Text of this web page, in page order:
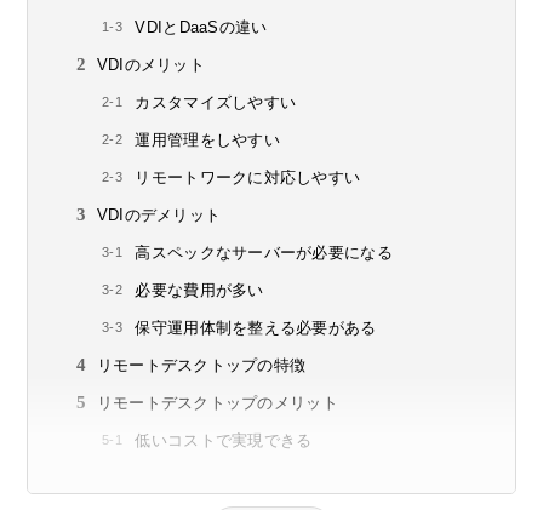
VDIとDaaSの違い
VDIのメリット
カスタマイズしやすい
運用管理をしやすい
リモートワークに対応しやすい
VDIのデメリット
高スペックなサーバーが必要になる
必要な費用が多い
保守運用体制を整える必要がある
リモートデスクトップの特徴
リモートデスクトップのメリット
低いコストで実現できる